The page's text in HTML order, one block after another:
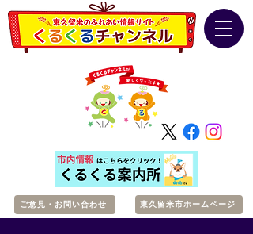
ご意見・お問い合わせ 東久留米市ホームページ